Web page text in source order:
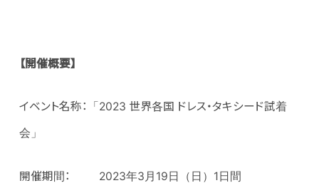
【開催概要】
イベント名称：「2023 世界各国 ドレス・タキシード試着
会」
開催期間： 2023年3月19日（日）1日間